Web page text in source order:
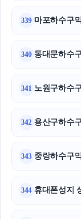
339 마포하수구
340 동대문하수
341 노원구하수
342 용산구하수
343 중랑하수구
344 휴대폰성지